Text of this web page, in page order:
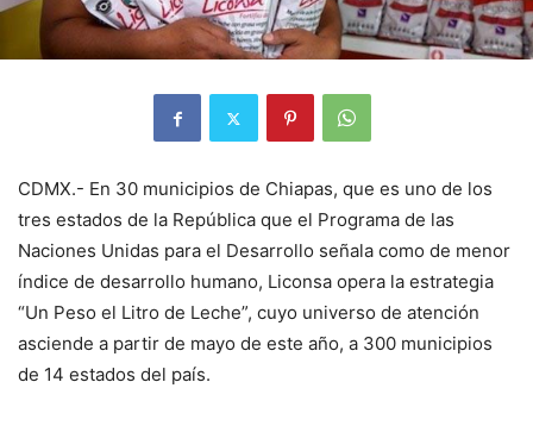
CDMX.- En 30 municipios de Chiapas, que es uno de los
tres estados de la República que el Programa de las
Naciones Unidas para el Desarrollo señala como de menor
índice de desarrollo humano, Liconsa opera la estrategia
“Un Peso el Litro de Leche”, cuyo universo de atención
asciende a partir de mayo de este año, a 300 municipios
de 14 estados del país.